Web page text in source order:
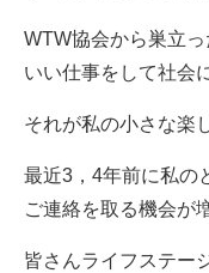
WTW協会から巣立
いい仕事をして社会
それが私の小さな楽
最近3，4年前に私の
ご連絡を取る機会が
皆さんライフステー